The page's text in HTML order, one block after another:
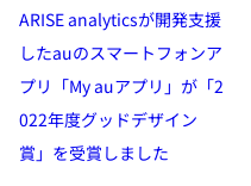
ARISE analyticsが開発支援
したauのスマートフォンア
プリ「My auアプリ」が「2
022年度グッドデザイン
賞」を受賞しました